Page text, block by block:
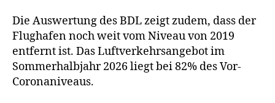
Die Auswertung des BDL zeigt zudem, dass der
Flughafen noch weit vom Niveau von 2019
entfernt ist. Das Luftverkehrsangebot im
Sommerhalbjahr 2026 liegt bei 82% des Vor-
Coronaniveaus.